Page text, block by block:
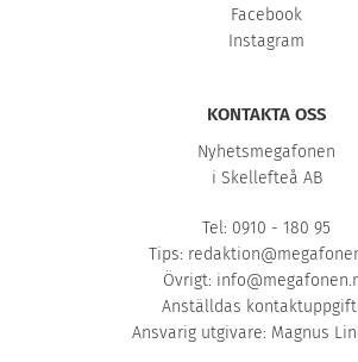
Facebook
Instagram
KONTAKTA OSS
Nyhetsmegafonen
i Skellefteå AB
Tel: 0910 - 180 95
Tips:
Övrigt:
Anställdas
Ansvarig utgivare: Magnus